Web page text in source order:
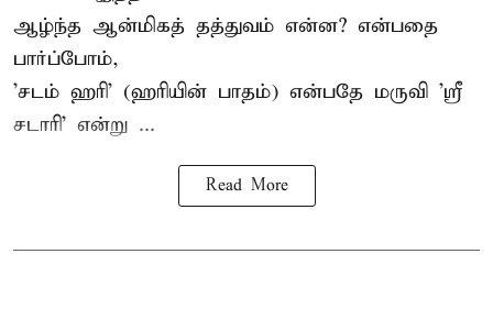
ஆழ்ந்த ஆன்மிகத் தத்துவம் என்ன? என்பதை
பார்ப்போம்,
'சடம் ஹரி' (ஹரியின் பாதம்) என்பதே மருவி 'ஸ்ரீ
சடாரி' என்று ...
Read More